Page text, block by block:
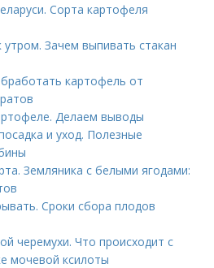
Сорта картофеля
Зачем выпивать стакан
картофель от
Делаем выводы
и уход. Полезные
Земляника с белыми ягодами:
Сроки сбора плодов
черемухи. Что происходит с
мочевой ксилоты